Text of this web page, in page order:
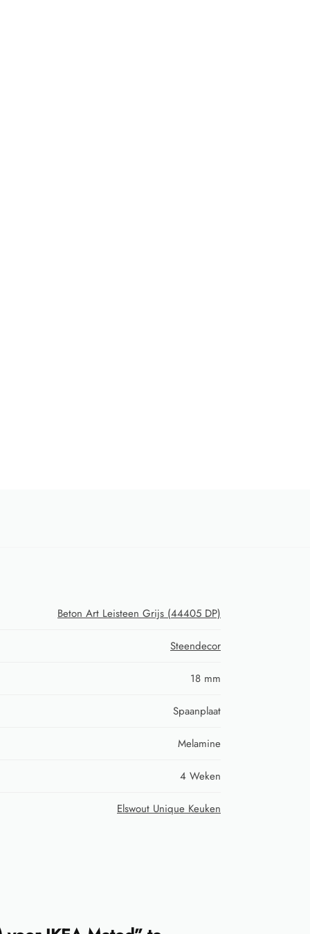
Beton Art Leisteen Grijs (44405 DP)
Steendecor
18 mm
Spaanplaat
Melamine
4 Weken
Elswout Unique Keuken